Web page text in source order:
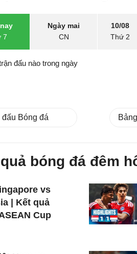
7
Ngày mai
CN
10/08
Thứ 2
đấu nào trong ngày
đấu Bóng đá
bóng đá đêm
vs
| Kết quả
Cup